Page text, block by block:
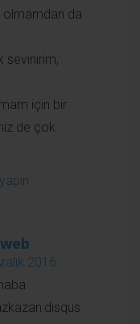
olabilir. Hata
veya
ayrı ip lerde
2 adet
Ip adreslerini
edebilirsiniz.
ederim.